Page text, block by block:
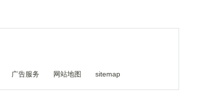
广告服务 网站地图 sitemap